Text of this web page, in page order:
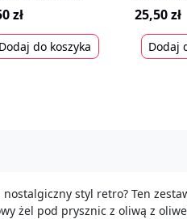
zł
Dodaj do koszyka
25,50 zł
Dodaj
styl retro? Ten
żel pod prysznic z oliwą z